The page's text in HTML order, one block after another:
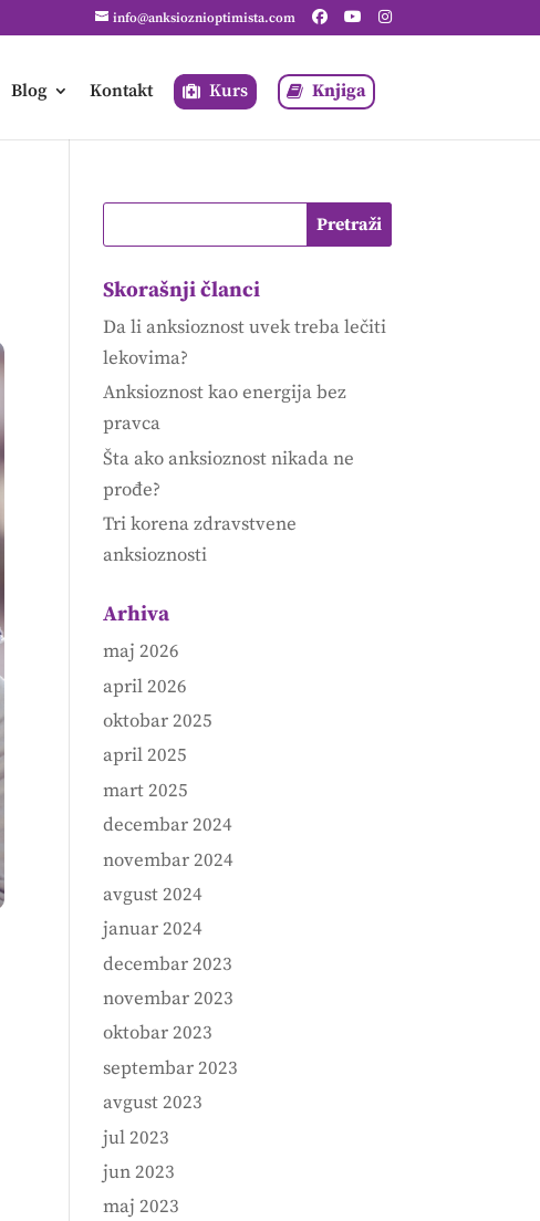
info@anksioznioptimista.com
Blog Kontakt Kurs Knjiga
Skorašnji članci
Da li anksioznost uvek treba lečiti
lekovima?
Anksioznost kao energija bez
pravca
Šta ako anksioznost nikada ne
prođe?
Tri korena zdravstvene
anksioznosti
Arhiva
maj 2026
april 2026
oktobar 2025
april 2025
mart 2025
decembar 2024
novembar 2024
avgust 2024
januar 2024
decembar 2023
novembar 2023
oktobar 2023
septembar 2023
avgust 2023
jul 2023
jun 2023
maj 2023